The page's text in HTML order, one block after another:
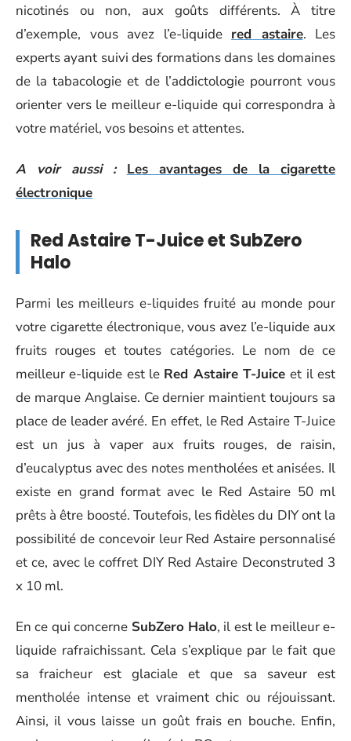
nicotinés ou non, aux goûts différents. À titre
d’exemple, vous avez l’e-liquide red astaire. Les
experts ayant suivi des formations dans les domaines
de la tabacologie et de l’addictologie pourront vous
orienter vers le meilleur e-liquide qui correspondra à
votre matériel, vos besoins et attentes.
A voir aussi :
Les avantages de la cigarette
électronique
Red Astaire T-Juice et SubZero
Halo
Parmi les meilleurs e-liquides fruité au monde pour
votre cigarette électronique, vous avez l’e-liquide aux
fruits rouges et toutes catégories. Le nom de ce
meilleur e-liquide est le Red Astaire T-Juiceet il est
de marque Anglaise. Ce dernier maintient toujours sa
place de leader avéré. En effet, le Red Astaire T-Juice
est un jus à vaper aux fruits rouges, de raisin,
d’eucalyptus avec des notes mentholées et anisées. Il
existe en grand format avec le Red Astaire 50 ml
prêts à être boosté. Toutefois, les fidèles du DIY ont la
possibilité de concevoir leur Red Astaire personnalisé
et ce, avec le coffret DIY Red Astaire Deconstruted 3
x 10 ml.
En ce qui concerne SubZero Halo, il est le meilleur e-
liquide rafraichissant. Cela s’explique par le fait que
sa fraicheur est glaciale et que sa saveur est
mentholée intense et vraiment chic ou réjouissant.
Ainsi, il vous laisse un goût frais en bouche. Enfin,